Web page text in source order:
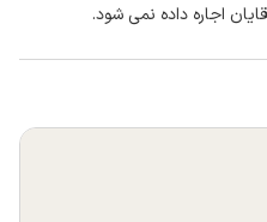
اجاره داده نمی شود.